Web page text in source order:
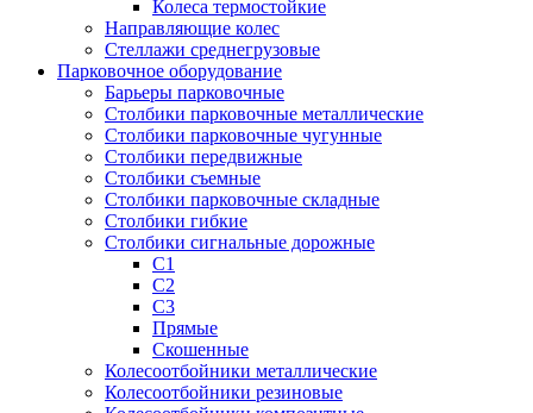
Колеса термостойкие
Направляющие колес
Стеллажи среднегрузовые
Парковочное оборудование
Барьеры парковочные
Столбики парковочные металлические
Столбики парковочные чугунные
Столбики передвижные
Столбики съемные
Столбики парковочные складные
Столбики гибкие
Столбики сигнальные дорожные
С1
С2
С3
Прямые
Скошенные
Колесоотбойники металлические
Колесоотбойники резиновые